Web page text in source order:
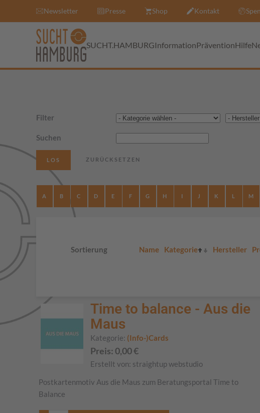
Newsletter Presse Shop Kontakt
SUCHT.HAMBURGInformationPräventionHilfe
Filter
Suchen
A B C D E F G H I J K L M
Sortierung Name Kategorie Hersteller
Time to balance - Aus die
Maus
Kategorie: (Info-)Cards
Preis: 0,00€
Erstellt von: straightup webstudio
Postkartenmotiv Aus die Maus zum Beratungsportal Time to
Balance